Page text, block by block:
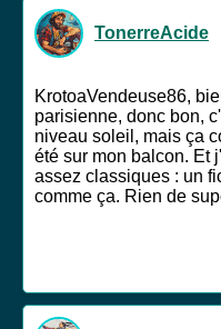
TonerreAcide
KrotoaVendeuse86,
parisienne, donc bon,
niveau soleil, mais ça
été sur mon balcon. Et
assez classiques : un
comme ça. Rien de